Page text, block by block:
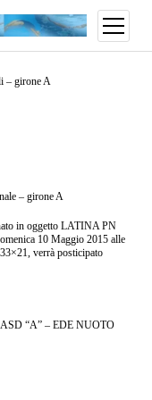
– girone A
– girone A
in oggetto LATINA PN
10 Maggio 2015 alle
verrà posticipato
“A” – EDE NUOTO